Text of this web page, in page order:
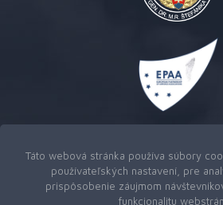
Táto webová stránka používa súbory
používateľských nastavení, pre
prispôsobenie záujmom
funkcionalitu